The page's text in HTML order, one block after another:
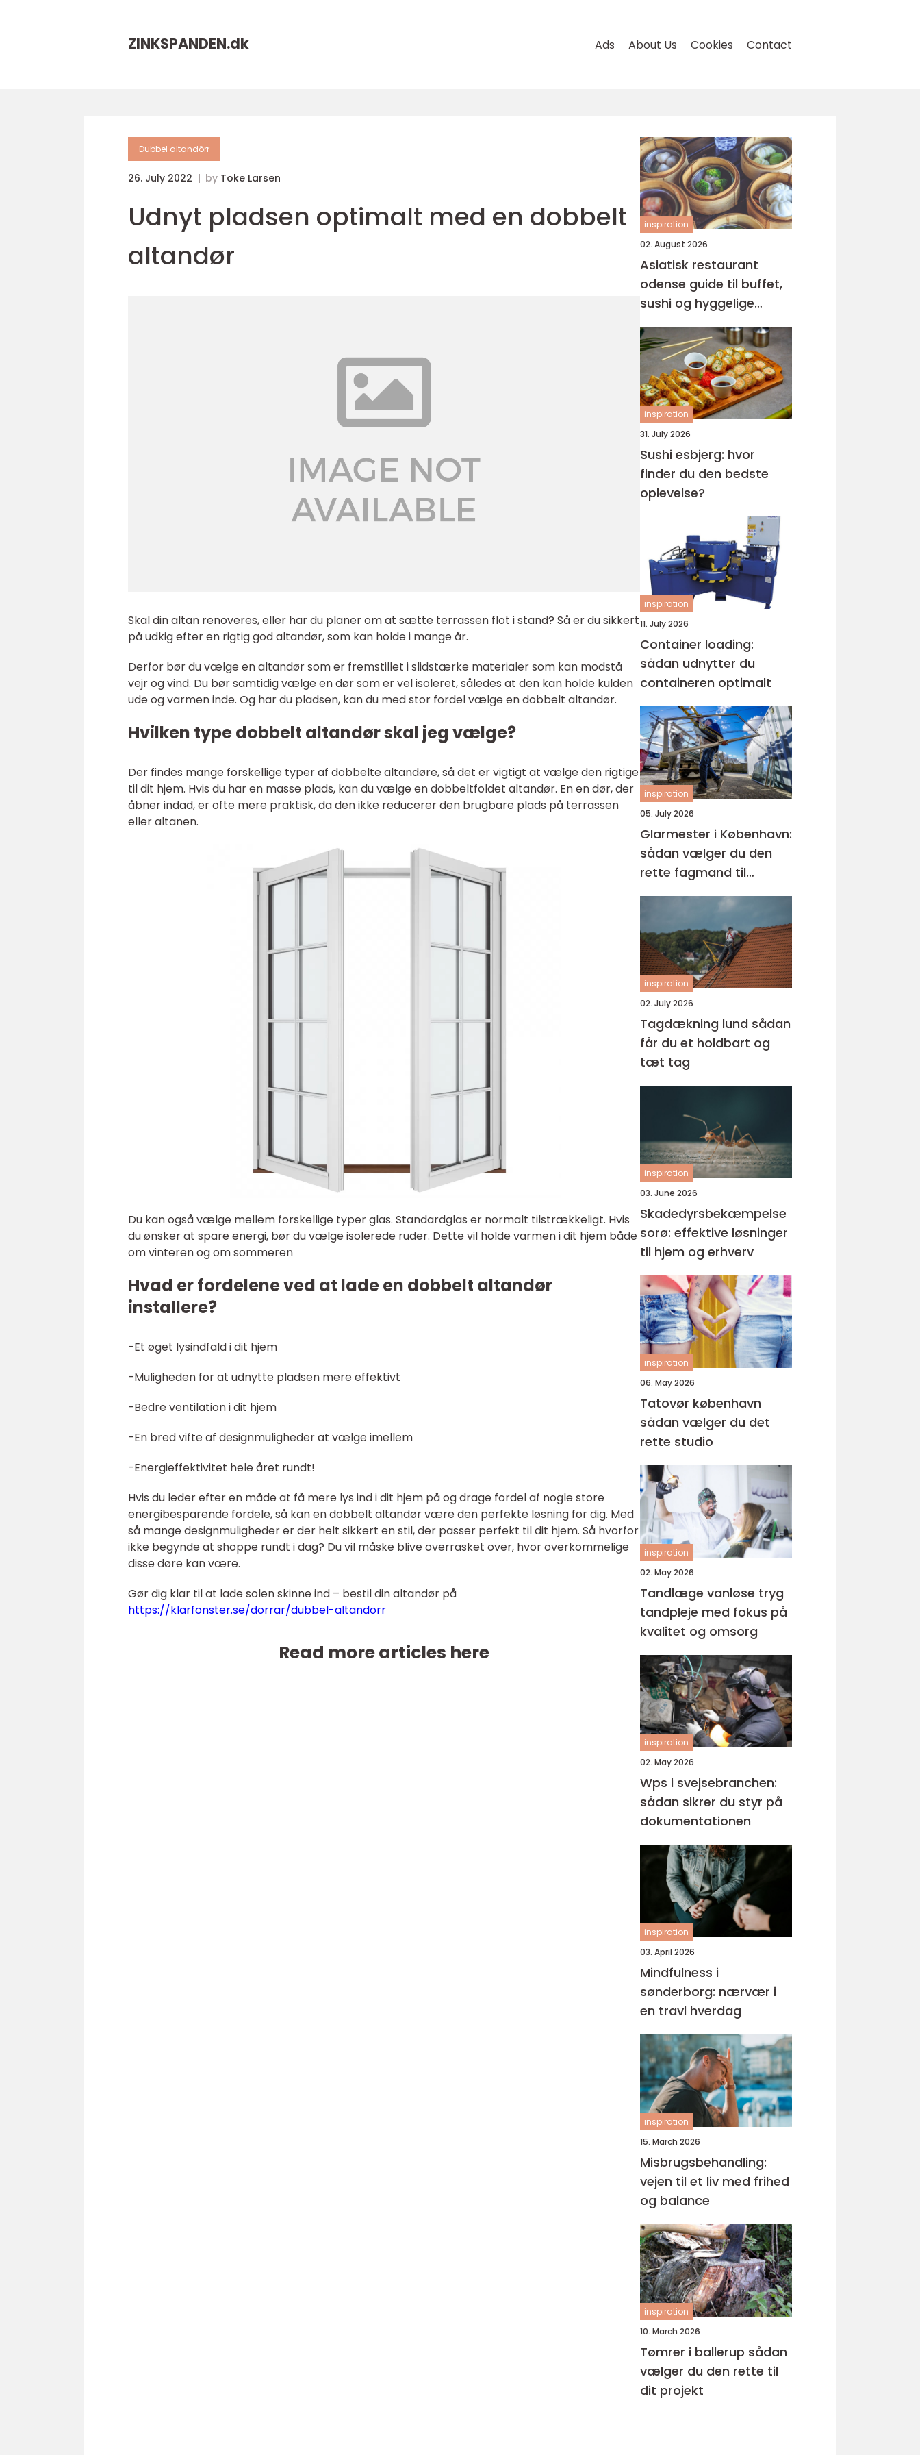
ZINKSPANDEN.dk Ads About Us Cookies Contact
Dubbel altandörr
26. July 2022 by Toke Larsen
Udnyt pladsen optimalt med en dobbelt
altandør
Skal din altan renoveres, eller har du planer om at sætte terrassen flot i stand? Så er du sikkert
på udkig efter en rigtig god altandør, som kan holde i mange år.
Derfor bør du vælge en altandør som er fremstillet i slidstærke materialer som kan modstå
vejr og vind. Du bør samtidig vælge en dør som er vel isoleret, således at den kan holde kulden
ude og varmen inde. Og har du pladsen, kan du med stor fordel vælge en dobbelt altandør.
Hvilken type dobbelt altandør skal jeg vælge?
Der findes mange forskellige typer af dobbelte altandøre, så det er vigtigt at vælge den rigtige
til dit hjem. Hvis du har en masse plads, kan du vælge en dobbeltfoldet altandør. En en dør, der
åbner indad, er ofte mere praktisk, da den ikke reducerer den brugbare plads på terrassen
eller altanen.
Du kan også vælge mellem forskellige typer glas. Standardglas er normalt tilstrækkeligt. Hvis
du ønsker at spare energi, bør du vælge isolerede ruder. Dette vil holde varmen i dit hjem både
om vinteren og om sommeren
Hvad er fordelene ved at lade en dobbelt altandør
installere?
-Et øget lysindfald i dit hjem
-Muligheden for at udnytte pladsen mere effektivt
-Bedre ventilation i dit hjem
-En bred vifte af designmuligheder at vælge imellem
-Energieffektivitet hele året rundt!
Hvis du leder efter en måde at få mere lys ind i dit hjem på og drage fordel af nogle store
energibesparende fordele, så kan en dobbelt altandør være den perfekte løsning for dig. Med
så mange designmuligheder er der helt sikkert en stil, der passer perfekt til dit hjem. Så hvorfor
ikke begynde at shoppe rundt i dag? Du vil måske blive overrasket over, hvor overkommelige
disse døre kan være.
Gør dig klar til at lade solen skinne ind – bestil din altandør på
https://klarfonster.se/dorrar/dubbel-altandorr
Read more articles here
inspiration
02. August 2026
Asiatisk restaurant
odense guide til buffet,
sushi og hyggelige
rammer
inspiration
31. July 2026
Sushi esbjerg: hvor
finder du den bedste
oplevelse?
inspiration
11. July 2026
Container loading:
sådan udnytter du
containeren optimalt
inspiration
05. July 2026
Glarmester i København:
sådan vælger du den
rette fagmand til
glasopgaver
inspiration
02. July 2026
Tagdækning lund sådan
får du et holdbart og
tæt tag
inspiration
03. June 2026
Skadedyrsbekæmpelse
sorø: effektive løsninger
til hjem og erhverv
inspiration
06. May 2026
Tatovør københavn
sådan vælger du det
rette studio
inspiration
02. May 2026
Tandlæge vanløse tryg
tandpleje med fokus på
kvalitet og omsorg
inspiration
02. May 2026
Wps i svejsebranchen:
sådan sikrer du styr på
dokumentationen
inspiration
03. April 2026
Mindfulness i
sønderborg: nærvær i
en travl hverdag
inspiration
15. March 2026
Misbrugsbehandling:
vejen til et liv med frihed
og balance
inspiration
10. March 2026
Tømrer i ballerup sådan
vælger du den rette til
dit projekt